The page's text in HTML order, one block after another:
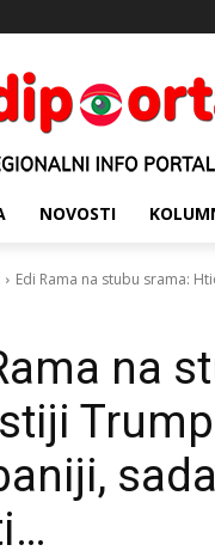
NOVOSTI
Edi Rama na stubu srama:
na